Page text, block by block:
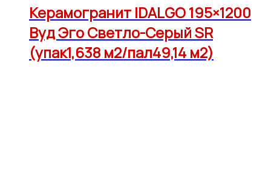
Керамогранит IDALGO 195×1200
Вуд Эго Светло-Серый SR
(упак1,638 м2/пал49,14 м2)